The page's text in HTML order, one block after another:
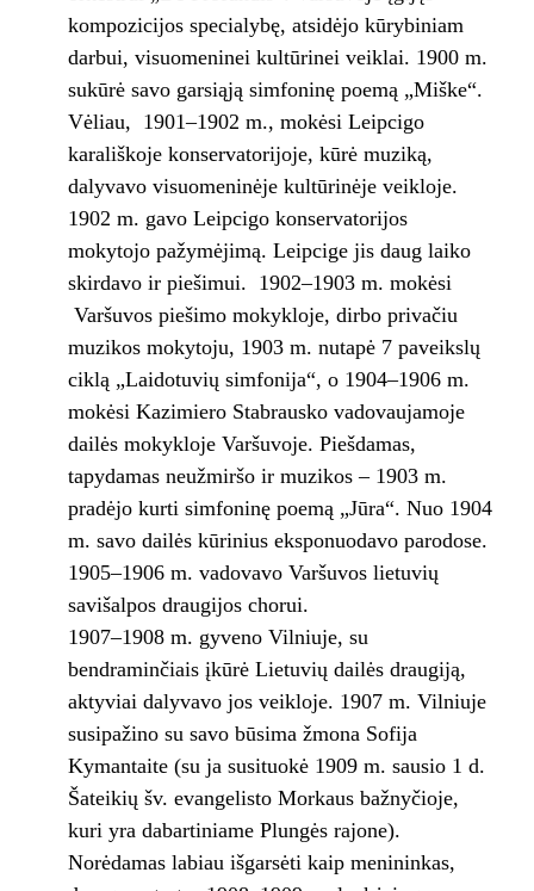
kompozicijos specialybę, atsidėjo kūrybiniam
darbui, visuomeninei kultūrinei veiklai. 1900 m.
sukūrė savo garsiąją simfoninę poemą „Miške“.
Vėliau, 1901–1902 m., mokėsi Leipcigo
karališkoje konservatorijoje, kūrė muziką,
dalyvavo visuomeninėje kultūrinėje veikloje.
1902 m. gavo Leipcigo konservatorijos
mokytojo pažymėjimą. Leipcige jis daug laiko
skirdavo ir piešimui. 1902–1903 m. mokėsi
Varšuvos piešimo mokykloje, dirbo privačiu
muzikos mokytoju, 1903 m. nutapė 7 paveikslų
ciklą „Laidotuvių simfonija“, o 1904–1906 m.
mokėsi Kazimiero Stabrausko vadovaujamoje
dailės mokykloje Varšuvoje. Piešdamas,
tapydamas neužmiršo ir muzikos – 1903 m.
pradėjo kurti simfoninę poemą „Jūra“. Nuo 1904
m. savo dailės kūrinius eksponuodavo parodose.
1905–1906 m. vadovavo Varšuvos lietuvių
savišalpos draugijos chorui.
1907–1908 m. gyveno Vilniuje, su
bendraminčiais įkūrė Lietuvių dailės draugiją,
aktyviai dalyvavo jos veikloje. 1907 m. Vilniuje
susipažino su savo būsima žmona Sofija
Kymantaite (su ja susituokė 1909 m. sausio 1 d.
Šateikių šv. evangelisto Morkaus bažnyčioje,
kuri yra dabartiniame Plungės rajone).
Norėdamas labiau išgarsėti kaip menininkas,